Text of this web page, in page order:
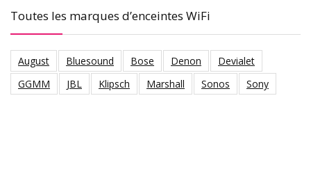
Toutes les marques d’enceintes WiFi
August Bluesound Bose Denon
Devialet
GGMM
JBL Klipsch Marshall Sonos Sony